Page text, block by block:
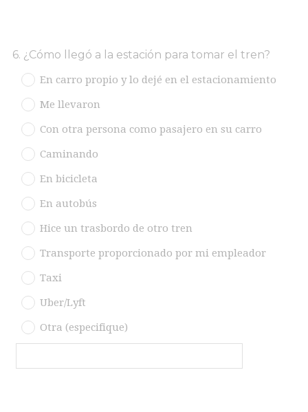
Question
Title
6. ¿Cómo llegó a la estación para tomar el tren?
En carro propio y lo dejé en el estacionamiento
Me llevaron
Con otra persona como pasajero en su carro
Caminando
En bicicleta
En autobús
Hice un trasbordo de otro tren
Transporte proporcionado por mi empleador
Taxi
Uber/Lyft
Otra (especifique)